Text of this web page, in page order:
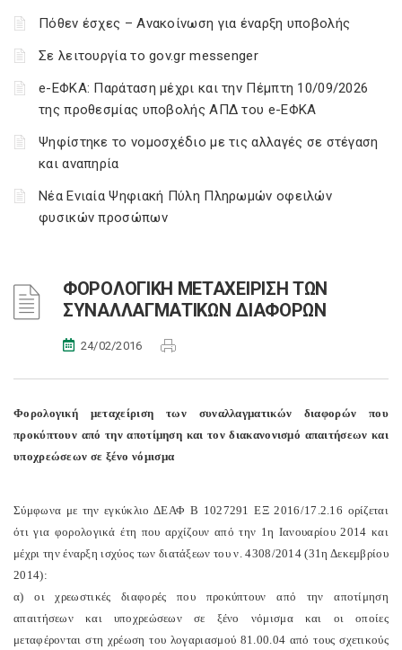
Πόθεν έσχες – Ανακοίνωση για έναρξη υποβολής
Σε λειτουργία το gov.gr messenger
e-ΕΦΚΑ: Παράταση μέχρι και την Πέμπτη 10/09/2026
της προθεσμίας υποβολής ΑΠΔ του e-ΕΦΚΑ
Ψηφίστηκε το νομοσχέδιο με τις αλλαγές σε στέγαση
και αναπηρία
Νέα Ενιαία Ψηφιακή Πύλη Πληρωμών οφειλών
φυσικών προσώπων
ΦΟΡΟΛΟΓΙΚΗ ΜΕΤΑΧΕΙΡΙΣΗ ΤΩΝ
ΣΥΝΑΛΛΑΓΜΑΤΙΚΩΝ ΔΙΑΦΟΡΩΝ
24/02/2016
Φορολογική μεταχείριση των συναλλαγματικών διαφορών που
προκύπτουν από την αποτίμηση και τον διακανονισμό απαιτήσεων και
υποχρεώσεων σε ξένο νόμισμα
Σύμφωνα με την εγκύκλιο ΔΕΑΦ Β 1027291 ΕΞ 2016/17.2.16 ορίζεται
ότι για φορολογικά έτη που αρχίζουν από την 1η Ιανουαρίου 2014 και
μέχρι την έναρξη ισχύος των διατάξεων του ν. 4308/2014 (31η Δεκεμβρίου
2014):
α) οι χρεωστικές διαφορές που προκύπτουν από την αποτίμηση
απαιτήσεων και υποχρεώσεων σε ξένο νόμισμα και οι οποίες
μεταφέρονται στη χρέωση του λογαριασμού 81.00.04 από τους σχετικούς